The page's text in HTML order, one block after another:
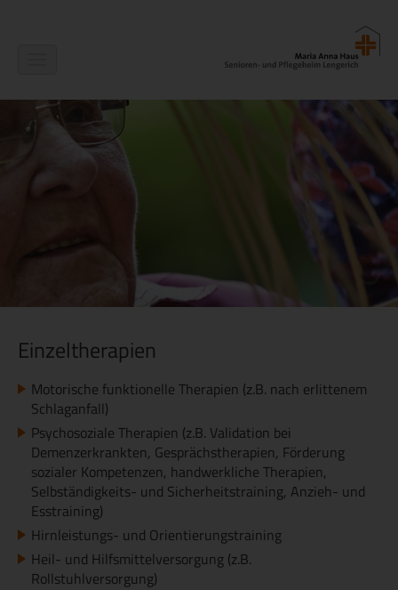
Einzeltherapien
Motorische funktionelle Therapien (z.B. nach erlittenem
Schlaganfall)
Psychosoziale Therapien (z.B. Validation bei
Demenzerkrankten, Gesprächstherapien, Förderung
sozialer Kompetenzen, handwerkliche Therapien,
Selbständigkeits- und Sicherheitstraining, Anzieh- und
Esstraining)
Hirnleistungs- und Orientierungstraining
Heil- und Hilfsmittelversorgung (z.B.
Rollstuhlversorgung)